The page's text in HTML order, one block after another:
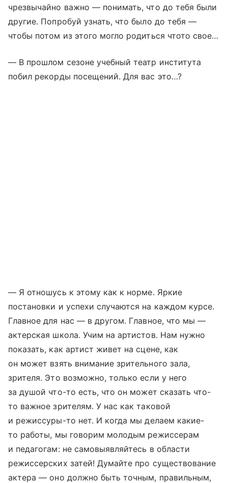
чрезвычайно важно — понимать, что до тебя были
другие. Попробуй узнать, что было до тебя —
чтобы потом из этого могло родиться чтото свое…
— В прошлом сезоне учебный театр института
побил рекорды посещений. Для вас это…?
— Я отношусь к этому как к норме. Яркие
постановки и успехи случаются на каждом курсе.
Главное для нас — в другом. Главное, что мы —
актерская школа. Учим на артистов. Нам нужно
показать, как артист живет на сцене, как
он может взять внимание зрительного зала,
зрителя. Это возможно, только если у него
за душой что-то есть, что он может сказать что-
то важное зрителям. У нас как таковой
и режиссуры-то нет. И когда мы делаем какие-
то работы, мы говорим молодым режиссерам
и педагогам: не самовыявляйтесь в области
режиссерских затей! Думайте про существование
актера — оно должно быть точным, правильным,